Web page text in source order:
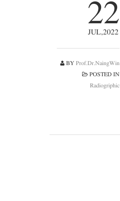
22
JUL,2022
BYProf.Dr.NaingWin
POSTED IN
Radiogriphic